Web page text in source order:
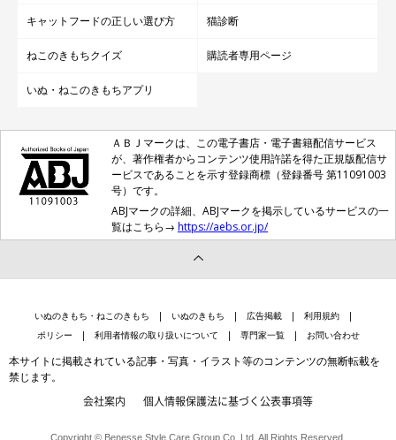
キャットフードの正しい選び方 猫診断
ねこのきもちクイズ 購読者専用ページ
いぬ・ねこのきもちアプリ
ＡＢＪマークは、この電子書店・電子書籍配信サービス
が、著作権者からコンテンツ使用許諾を得た正規版配信サ
ービスであることを示す登録商標（登録番号 第11091003
号）です。
ABJマークの詳細、ABJマークを掲示しているサービスの一
覧はこちら→ https://aebs.or.jp/
いぬのきもち・ねこのきもち いぬのきもち 広告掲載
利用規約
ポリシー
利用者情報の取り扱いについて 専門家一覧 お問い合わせ
本サイトに掲載されている記事・写真・イラスト等のコンテンツの無断転載を
禁じます。
会社案内 個人情報保護法に基づく公表事項等
Copyright © Benesse Style Care Group Co.,Ltd. All Rights Reserved.